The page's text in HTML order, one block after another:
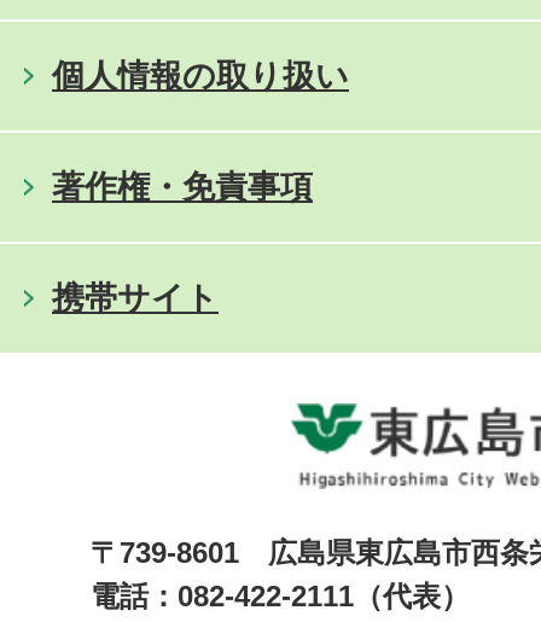
個人情報の取り扱い
著作権・免責事項
携帯サイト
〒739-8601 広島県東広島市西
電話：082-422-2111（代表）